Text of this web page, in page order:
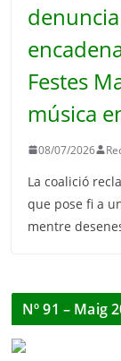
Festes
música
08/07/2026
La coalició
que pose fi a
mentre
Nº 91 – Maig